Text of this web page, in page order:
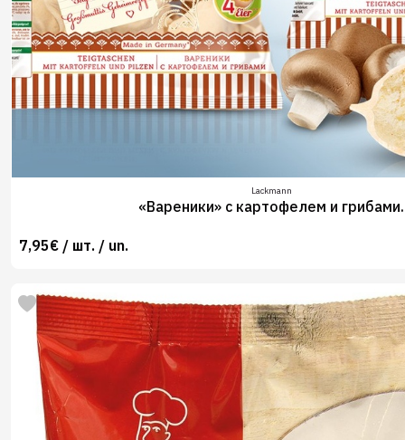
Lackmann
«Вареники» с картофелем и грибами.
7,95€ / шт. / un.